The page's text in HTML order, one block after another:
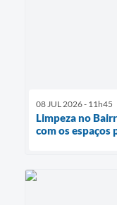
08 JUL 2026 - 11h45
Limpeza no
com os espaços